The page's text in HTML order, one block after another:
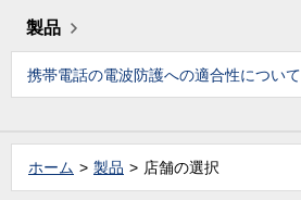
製品
携帯電話の電波防護への適合性について
ホーム 製品 店舗の選択